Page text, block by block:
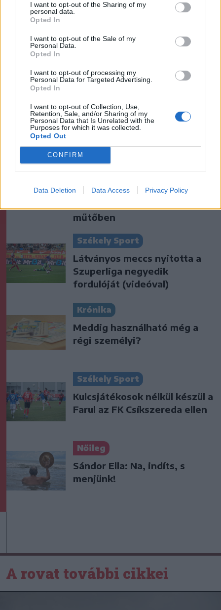
I want to opt-out of the Sharing of my
personal data.
Opted In
I want to opt-out of the Sale of my
Personal Data.
Opted In
I want to opt-out of processing my
Personal Data for Targeted Advertising.
Opted In
I want to opt-out of Collection, Use,
Retention, Sale, and/or Sharing of my
Personal Data that Is Unrelated with the
Purposes for which it was collected.
Opted Out
CONFIRM
Data Deletion Data Access Privacy Policy
Ezek is érdekelhetik
Székelyhon
Nicușor Dan a közel 900
medve kilövését lehetővé
Székelyhon
kétéves gyerek keze, a
műtőben
Székely Sport
Látványos meccs nyitotta a
Szuperliga negyedik
fordulóját (videóval)
Krónika
Meddig használható még a
régi személyi?
Székely Sport
Kulcsjátékosok nélkül készül a
Farul az FK Csíkszereda ellen
Nőileg
Sándor Ella: Na, indíts, s
menjünk!
A rovat további cikkei